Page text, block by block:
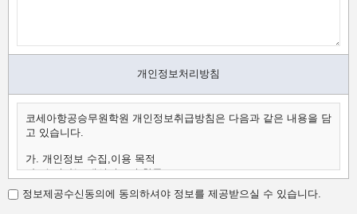
개인정보처리방침
코세아항공승무원학원 개인정보취급방침은 다음과 같은 내용을 담
고 있습니다.
가. 개인정보 수집,이용 목적
나. 수집하는 개인정보의 항목
다. 개인정보의 보유 및 이용 기간
가.개인정보 수집,이용 목적
정보제공수신동의에 동의하셔야 정보를 제공받으실 수 있습니다.